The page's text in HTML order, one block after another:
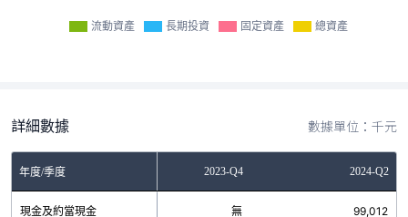
流動資產 長期投資 固定資產 總資產
詳細數據 數據單位：千元
年度/季度2023-Q2 2023-Q4 2024-Q2
現金及約當現金
無 無 99,012